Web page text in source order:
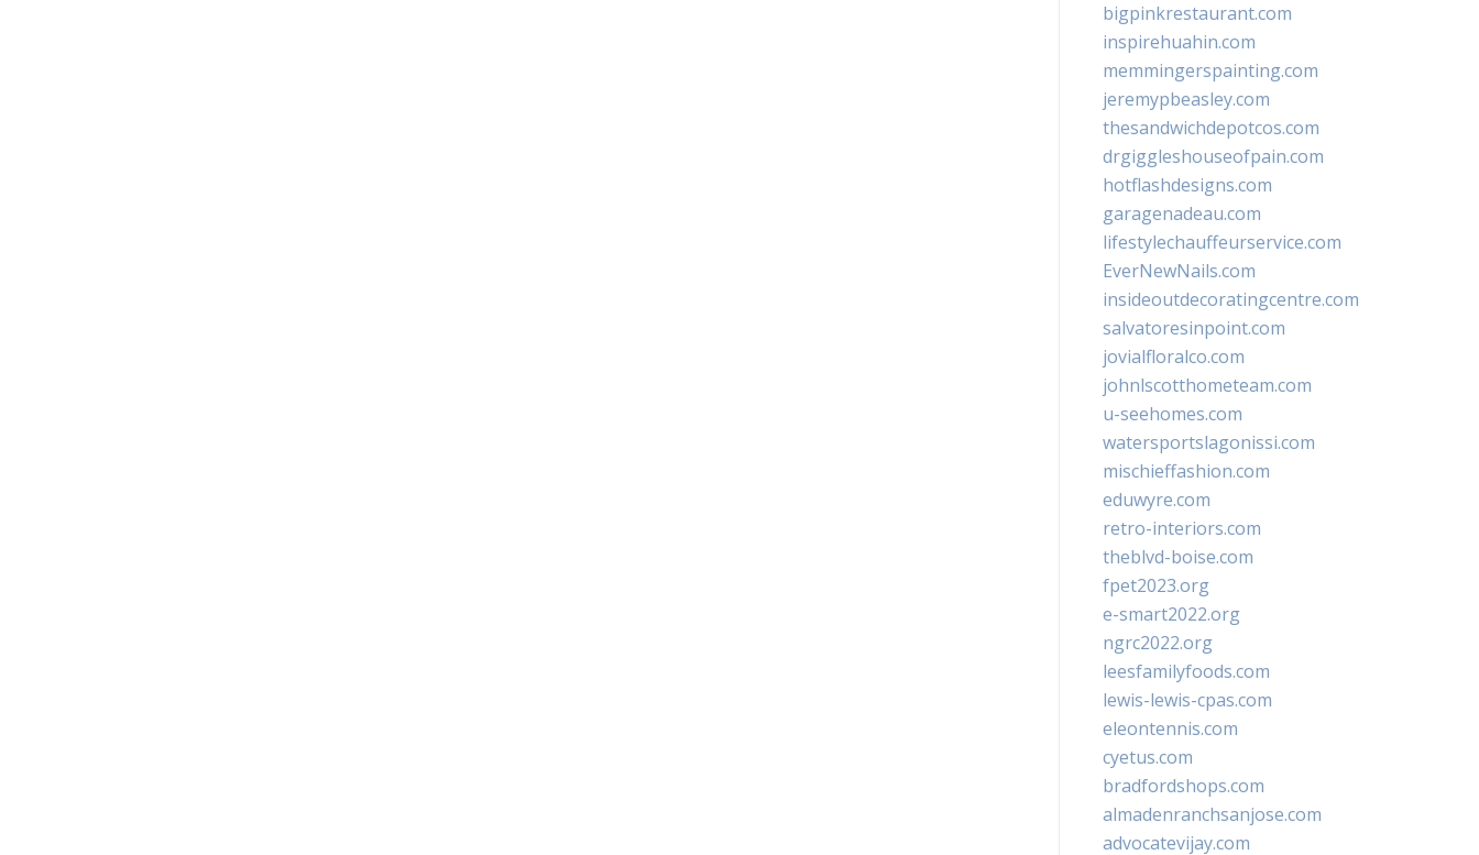
bigpinkrestaurant.com
inspirehuahin.com
memmingerspainting.com
jeremypbeasley.com
thesandwichdepotcos.com
drgiggleshouseofpain.com
hotflashdesigns.com
garagenadeau.com
lifestylechauffeurservice.com
EverNewNails.com
insideoutdecoratingcentre.com
salvatoresinpoint.com
jovialfloralco.com
johnlscotthometeam.com
u-seehomes.com
watersportslagonissi.com
mischieffashion.com
eduwyre.com
retro-interiors.com
theblvd-boise.com
fpet2023.org
e-smart2022.org
ngrc2022.org
leesfamilyfoods.com
lewis-lewis-cpas.com
eleontennis.com
cyetus.com
bradfordshops.com
almadenranchsanjose.com
advocatevijay.com